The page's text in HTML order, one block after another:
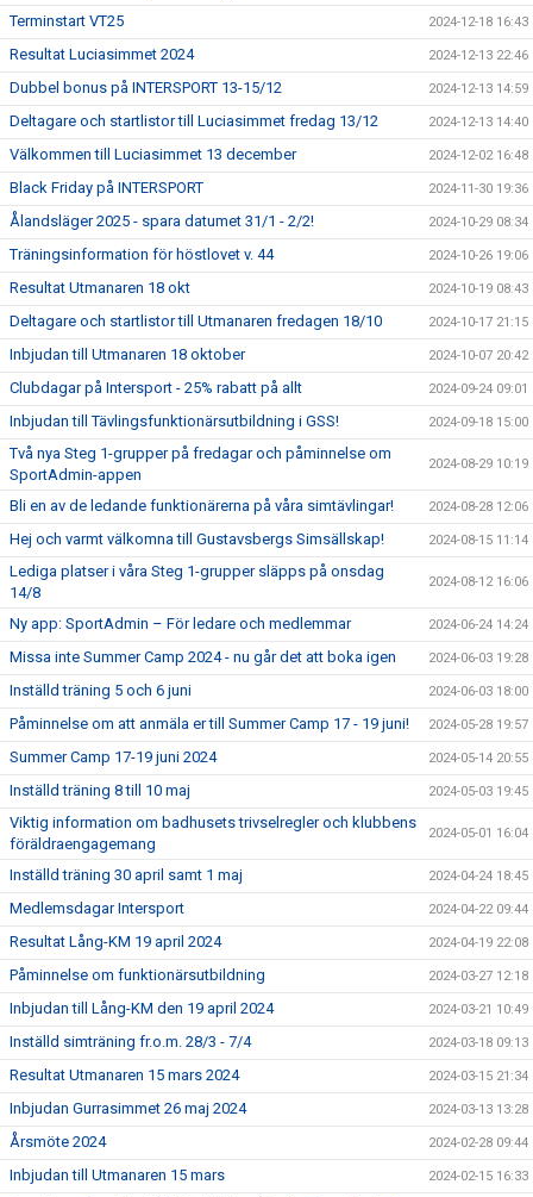
Terminstart VT25 2024-12-18 16:43
Resultat Luciasimmet 2024 2024-12-13 22:46
Dubbel bonus på INTERSPORT 13-15/12 2024-12-13 14:59
Deltagare och startlistor till Luciasimmet fredag 13/12 2024-12-13 14:40
Välkommen till Luciasimmet 13 december 2024-12-02 16:48
Black Friday på INTERSPORT 2024-11-30 19:36
Ålandsläger 2025 - spara datumet 31/1 - 2/2! 2024-10-29 08:34
Träningsinformation för höstlovet v. 44 2024-10-26 19:06
Resultat Utmanaren 18 okt 2024-10-19 08:43
Deltagare och startlistor till Utmanaren fredagen 18/10 2024-10-17 21:15
Inbjudan till Utmanaren 18 oktober 2024-10-07 20:42
Clubdagar på Intersport - 25% rabatt på allt 2024-09-24 09:01
Inbjudan till Tävlingsfunktionärsutbildning i GSS! 2024-09-18 15:00
Två nya Steg 1-grupper på fredagar och påminnelse om
SportAdmin-appen
2024-08-29 10:19
Bli en av de ledande funktionärerna på våra simtävlingar! 2024-08-28 12:06
Hej och varmt välkomna till Gustavsbergs Simsällskap! 2024-08-15 11:14
Lediga platser i våra Steg 1-grupper släpps på onsdag
14/8
2024-08-12 16:06
Ny app: SportAdmin – För ledare och medlemmar 2024-06-24 14:24
Missa inte Summer Camp 2024 - nu går det att boka igen 2024-06-03 19:28
Inställd träning 5 och 6 juni 2024-06-03 18:00
Påminnelse om att anmäla er till Summer Camp 17 - 19 juni! 2024-05-28 19:57
Summer Camp 17-19 juni 2024 2024-05-14 20:55
Inställd träning 8 till 10 maj 2024-05-03 19:45
Viktig information om badhusets trivselregler och klubbens
föräldraengagemang
2024-05-01 16:04
Inställd träning 30 april samt 1 maj 2024-04-24 18:45
Medlemsdagar Intersport 2024-04-22 09:44
Resultat Lång-KM 19 april 2024 2024-04-19 22:08
Påminnelse om funktionärsutbildning 2024-03-27 12:18
Inbjudan till Lång-KM den 19 april 2024 2024-03-21 10:49
Inställd simträning fr.o.m. 28/3 - 7/4 2024-03-18 09:13
Resultat Utmanaren 15 mars 2024 2024-03-15 21:34
Inbjudan Gurrasimmet 26 maj 2024 2024-03-13 13:28
Årsmöte 2024 2024-02-28 09:44
Inbjudan till Utmanaren 15 mars 2024-02-15 16:33